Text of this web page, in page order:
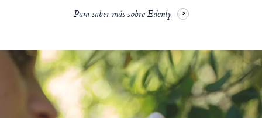
Para saber más sobre Edenly